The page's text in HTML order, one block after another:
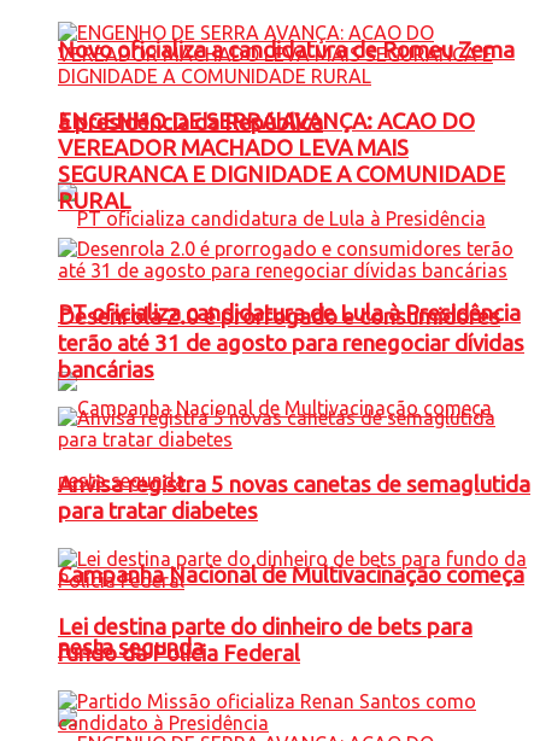
Novo oficializa a candidatura de Romeu Zema
à presidência da República
PT oficializa candidatura de Lula à Presidência
Campanha Nacional de Multivacinação começa
nesta segunda
ENGENHO DE SERRA AVANÇA: ACAO DO
VEREADOR MACHADO LEVA MAIS
SEGURANCA E DIGNIDADE A COMUNIDADE
RURAL
Desenrola 2.0 é prorrogado e consumidores
terão até 31 de agosto para renegociar dívidas
bancárias
Anvisa registra 5 novas canetas de semaglutida
para tratar diabetes
Lei destina parte do dinheiro de bets para
fundo da Polícia Federal